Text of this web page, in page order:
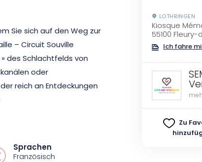
Sie sich auf den Weg zur
– Circuit Souville
des Schlachtfelds von
oder
reich an Entdeckungen
Kasematte Pamart,
der zwei Stunden
Sprachen
Französisch
LOTHRINGEN
Kiosque
55100
Ich fahre
Zu